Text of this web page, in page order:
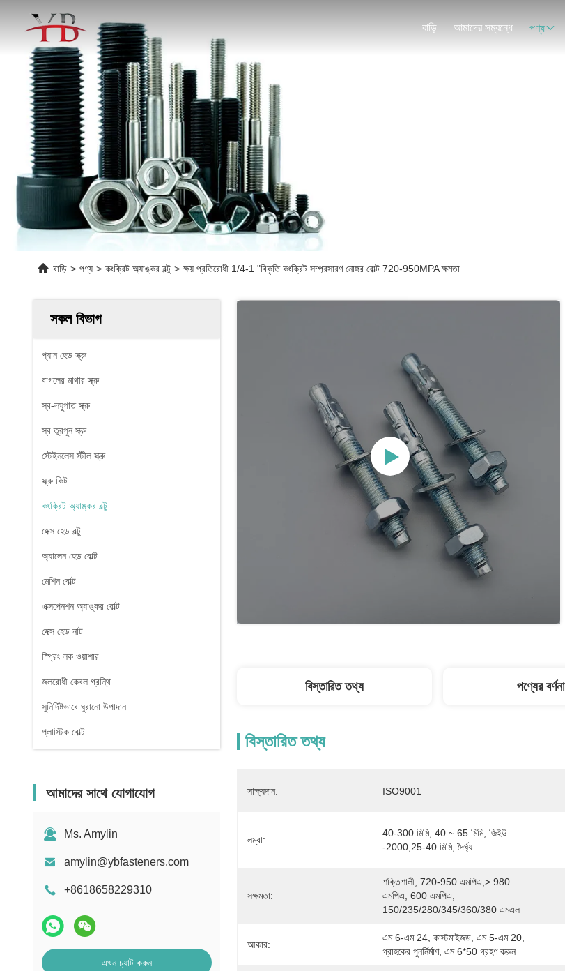
বাড়ি আমাদের সম্বন্ধে পণ্য
বাড়ি > পণ্য > কংক্রিট অ্যাঙ্কর বল্টু > ক্ষয় প্রতিরোধী 1/4-1 "বিকৃতি কংক্রিট সম্প্রসারণ নোঙ্গর বোল্ট 720-950MPA ক্ষমতা
সকল বিভাগ
প্যান হেড স্ক্রু
বাগলের মাথার স্ক্রু
স্ব-লঘুপাত স্ক্রু
স্ব তুরপুন স্ক্রু
স্টেইনলেস স্টীল স্ক্রু
স্ক্রু কিট
কংক্রিট অ্যাঙ্কর বল্টু
হেক্স হেড বল্টু
অ্যালেন হেড বোল্ট
মেশিন বোল্ট
এক্সপেনশন অ্যাঙ্কর বোল্ট
হেক্স হেড নাট
স্প্রিং লক ওয়াশার
জলরোধী কেবল গ্রন্থি
সুনির্দিষ্টভাবে ঘুরানো উপাদান
প্লাস্টিক বোল্ট
আমাদের সাথে যোগাযোগ
Ms. Amylin
amylin@ybfasteners.com
+8618658229310
এখন চ্যাট করুন
বিস্তারিত তথ্য পণ্যের বর্ণনা
বিস্তারিত তথ্য
সাক্ষ্যদান: ISO9001
লম্বা:
40-300 মিমি, 40 ~ 65 মিমি, জিইউ
-2000,25-40 মিমি, দৈর্ঘ্য
সক্ষমতা:
শক্তিশালী, 720-950 এমপিএ,> 980
এমপিএ, 600 এমপিএ,
150/235/280/345/360/380 এমএল
আকার:
এম 6-এম 24, কাস্টমাইজড, এম 5-এম 20,
গ্রাহকের পুনর্নির্মাণ, এম 6*50 গ্রহণ করুন